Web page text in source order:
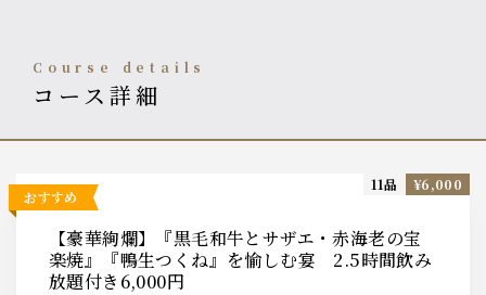
course details
コース詳細
おすすめ
【豪華絢爛】『黒毛和牛とサザエ・赤海老の宝
楽焼』『鴨生つくね』を愉しむ宴 2.5時間飲み
放題付き6,000円
11品 ¥6,000